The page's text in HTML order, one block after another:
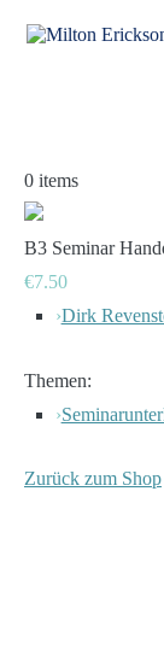
Inhalt
0 items
B3 Seminar
€7.50
›Dirk
Themen:
›
Zurück zum Shop